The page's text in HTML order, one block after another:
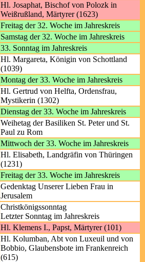
Hl. Josaphat, Bischof von Polozk in
Weißrußland, Märtyrer (1623)
Freitag der 32. Woche im Jahreskreis
Samstag der 32. Woche im Jahreskreis
33. Sonntag im Jahreskreis
Hl. Margareta, Königin von Schottland
(1039)
Montag der 33. Woche im Jahreskreis
Hl. Gertrud von Helfta, Ordensfrau,
Mystikerin (1302)
Dienstag der 33. Woche im Jahreskreis
Weihetag der Basiliken St. Peter und St.
Paul zu Rom
Mittwoch der 33. Woche im Jahreskreis
Hl. Elisabeth, Landgräfin von Thüringen
(1231)
Freitag der 33. Woche im Jahreskreis
Gedenktag Unserer Lieben Frau in
Jerusalem
Christkönigssonntag
Letzter Sonntag im Jahreskreis
Hl. Klemens I., Papst, Märtyrer (101)
Hl. Kolumban, Abt von Luxeuil und von
Bobbio, Glaubensbote im Frankenreich
(615)